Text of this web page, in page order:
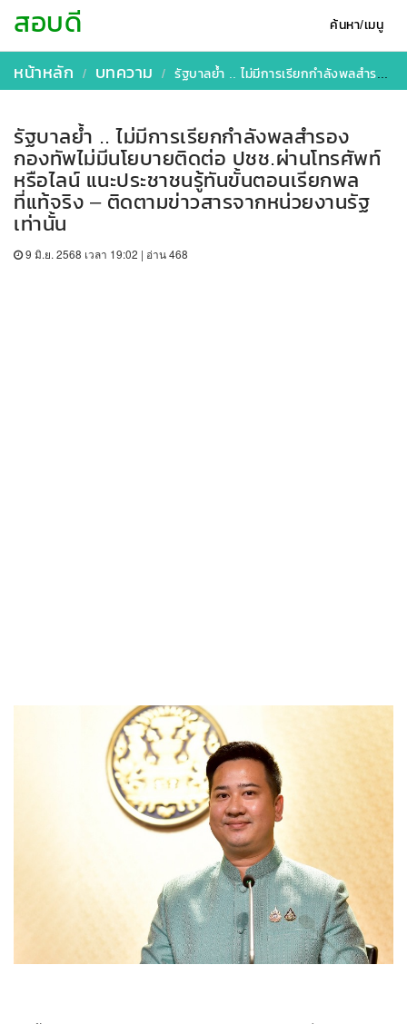
ค้นหา/เมนู
สอบดี
หน้าหลัก บทความ รัฐบาลย้ำ .. ไม่มีการเรียกกำลังพลสำรอง กองทัพไม่มีนโยบายติดต่อ ปชช.ผ่านโทรศัพท์หรือไลน์ แนะประชาชนรู้ทันขั้นตอนเรียกพลที่แท้จริง – ติดตามข่าวสารจากหน่วยงานรัฐเท่านั้น
รัฐบาลย้ำ .. ไม่มีการเรียกกำลังพลสำรอง
กองทัพไม่มีนโยบายติดต่อ ปชช.ผ่านโทรศัพท์
หรือไลน์ แนะประชาชนรู้ทันขั้นตอนเรียกพล
ที่แท้จริง – ติดตามข่าวสารจากหน่วยงานรัฐ
เท่านั้น
9 มิ.ย. 2568 เวลา 19:02 | อ่าน 468